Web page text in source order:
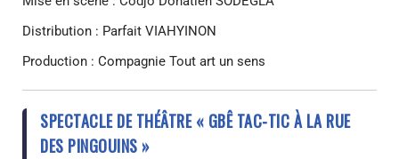
Distribution : Parfait VIAHYINON
Production : Compagnie Tout art un sens
SPECTACLE DE THÉÂTRE « GBÊ TAC-TIC À LA RUE
DES PINGOUINS »